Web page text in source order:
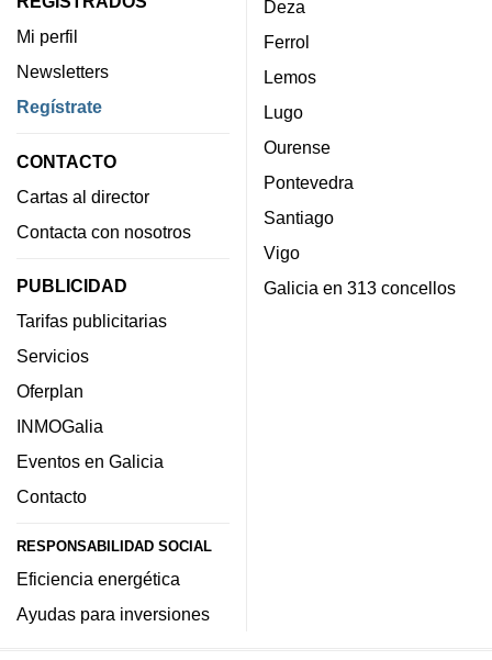
Mi perfil
Newsletters
Regístrate
CONTACTO
Cartas al director
Contacta con nosotros
PUBLICIDAD
Tarifas publicitarias
Servicios
Oferplan
INMOGalia
Eventos en Galicia
Contacto
RESPONSABILIDAD SOCIAL
Eficiencia energética
Ayudas para inversiones
Deza
Ferrol
Lemos
Lugo
Ourense
Pontevedra
Santiago
Vigo
Galicia en 313 concellos